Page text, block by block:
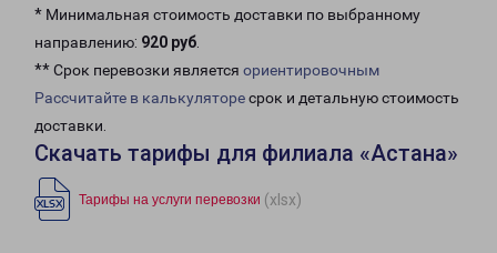
* Минимальная стоимость доставки по выбранному
направлению: 920 руб.
** Срок перевозки является ориентировочным
Рассчитайте в калькуляторесрок и детальную стоимость
доставки.
Скачать тарифы для филиала «Астана»
Тарифы на услуги перевозки (xlsx)